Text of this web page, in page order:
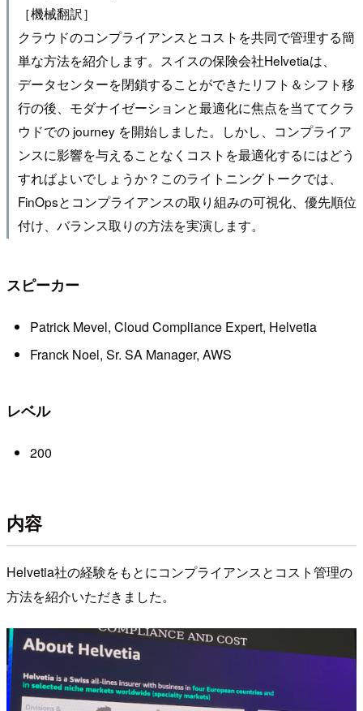
［機械翻訳］
クラウドのコンプライアンスとコストを共同で管理する簡
単な方法を紹介します。スイスの保険会社Helvetiaは、
データセンターを閉鎖することができたリフト＆シフト移
行の後、モダナイゼーションと最適化に焦点を当ててクラ
ウドでの journey を開始しました。しかし、コンプライア
ンスに影響を与えることなくコストを最適化するにはどう
すればよいでしょうか？このライトニングトークでは、
FinOpsとコンプライアンスの取り組みの可視化、優先順位
付け、バランス取りの方法を実演します。
スピーカー
Patrick Mevel, Cloud Compliance Expert, Helvetia
Franck Noel, Sr. SA Manager, AWS
レベル
200
内容
Helvetia社の経験をもとにコンプライアンスとコスト管理の
方法を紹介いただきました。